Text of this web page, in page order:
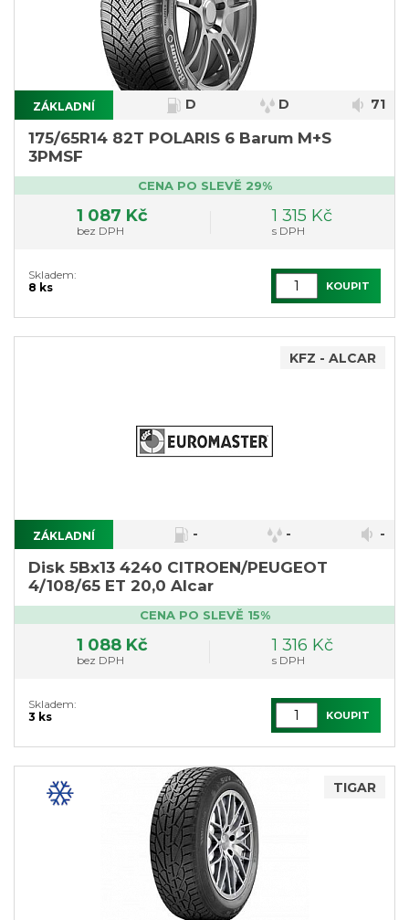
ZÁKLADNÍ D D 71
175/65R14 82T POLARIS 6 Barum M+S
3PMSF
CENA PO SLEVĚ 29%
1 087 Kč
bez DPH
1 315 Kč
s DPH
Skladem:
8 ks
KOUPIT
KFZ - ALCAR
ZÁKLADNÍ - - -
Disk 5Bx13 4240 CITROEN/PEUGEOT
4/108/65 ET 20,0 Alcar
CENA PO SLEVĚ 15%
1 088 Kč
bez DPH
1 316 Kč
s DPH
Skladem:
3 ks
KOUPIT
TIGAR